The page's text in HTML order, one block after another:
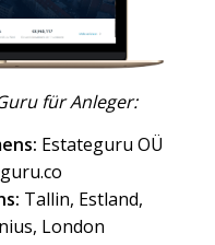
für Anleger:
Estateguru OÜ
Tallin, Estland,
London